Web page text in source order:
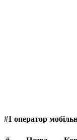
#1 оператор